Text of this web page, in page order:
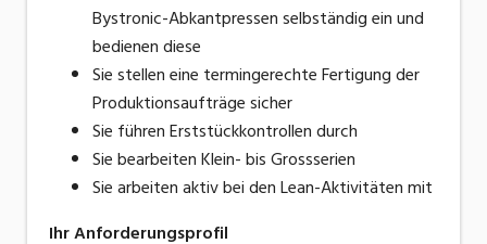
Bystronic-Abkantpressen selbständig ein und
bedienen diese
Sie stellen eine termingerechte Fertigung der
Produktionsaufträge sicher
Sie führen Erststückkontrollen durch
Sie bearbeiten Klein- bis Grossserien
Sie arbeiten aktiv bei den Lean-Aktivitäten mit
Ihr Anforderungsprofil